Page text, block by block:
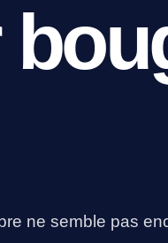
ne semble pas